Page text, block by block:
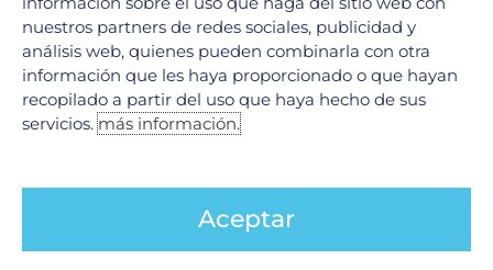
Hospitalización
Imagenología
Hemodinamia
Ver todos
Aviso de Privacidad
Política de cookies
nuestros partners de redes sociales, publicidad y
análisis web, quienes pueden combinarla con otra
información que les haya proporcionado o que hayan
recopilado a partir del uso que haya hecho de sus
servicios.más información.
Aceptar